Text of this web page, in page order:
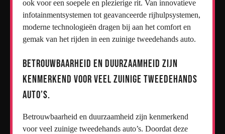
ook voor een soepele en plezierige rit. Van innovatieve
infotainmentsystemen tot geavanceerde rijhulpsystemen,
moderne technologieën dragen bij aan het comfort en
gemak van het rijden in een zuinige tweedehands auto.
Betrouwbaarheid en duurzaamheid zijn
kenmerkend voor veel zuinige tweedehands
auto’s.
Betrouwbaarheid en duurzaamheid zijn kenmerkend
voor veel zuinige tweedehands auto’s. Doordat deze